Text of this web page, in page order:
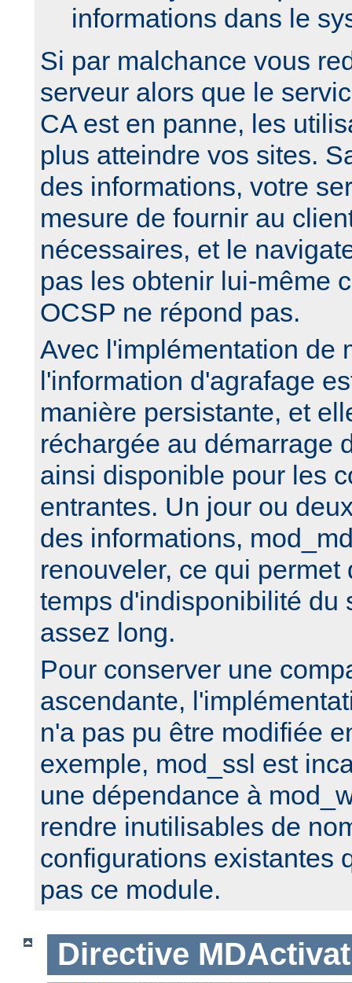
informations dans le
Si par malchance vous
serveur alors que le
CA est en panne, les
plus atteindre vos sites.
des informations, votre
mesure de fournir au
nécessaires, et le
pas les obtenir lui-même
OCSP ne répond pas.
Avec l'implémentation de
l'information d'agrafage
manière persistante, et
réchargée au démarrage
ainsi disponible pour les
entrantes. Un jour ou
des informations,
renouveler, ce qui permet
temps d'indisponibilité du
assez long.
Pour conserver une
ascendante,
n'a pas pu être modifiée
exemple, mod_ssl est
une dépendance à
rendre inutilisables de
configurations existantes
pas ce module.
Directive